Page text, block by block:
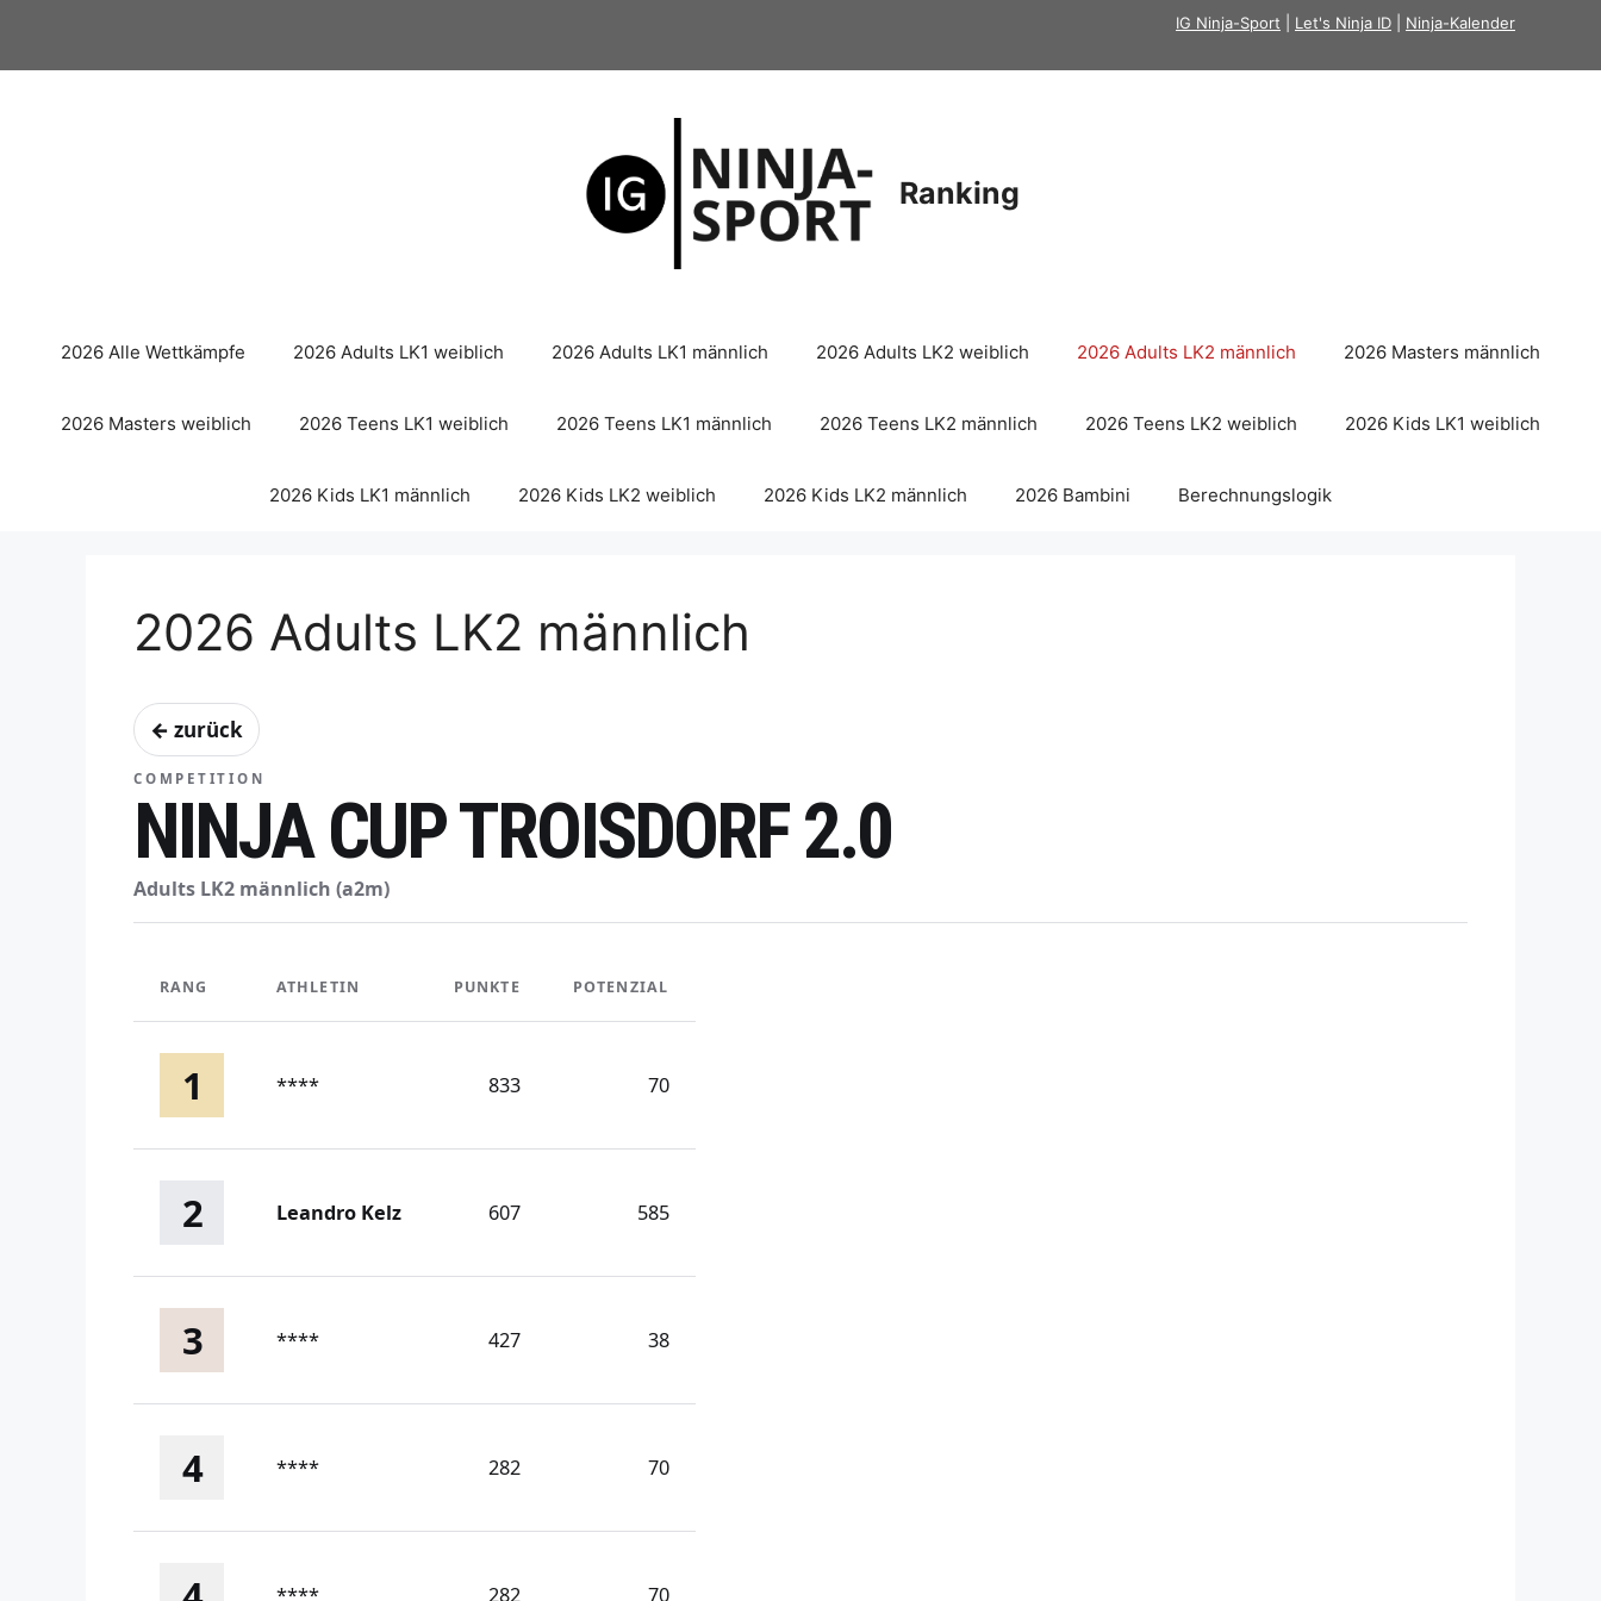
springen
IG Ninja-Sport Let's Ninja ID Ninja-Kalender
Ranking
2026 Alle Wettkämpfe 2026 Adults LK1 weiblich 2026 Adults LK1 männlich 2026 Adults LK2 weiblich 2026 Adults LK2 männlich 2026 Masters männlich
2026 Masters weiblich 2026 Teens LK1 weiblich 2026 Teens LK1 männlich 2026 Teens LK2 männlich 2026 Teens LK2 weiblich 2026 Kids LK1 weiblich
2026 Kids LK1 männlich 2026 Kids LK2 weiblich 2026 Kids LK2 männlich 2026 Bambini Berechnungslogik
2026 Adults LK2 männlich
← zurück
COMPETITION
NINJA CUP TROISDORF 2.0
Adults LK2 männlich (a2m)
RANG ATHLETIN PUNKTE POTENZIAL
1 **** 833 70
2 Leandro Kelz 607 585
3 **** 427 38
4 **** 282 70
**** 282 70